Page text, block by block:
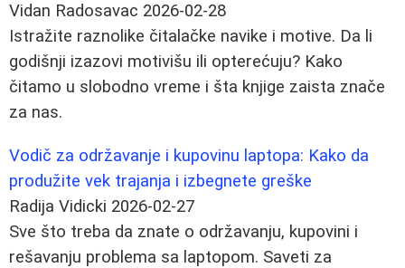
Vidan Radosavac 2026-02-28
Istražite raznolike čitalačke navike i motive. Da li
godišnji izazovi motivišu ili opterećuju? Kako
čitamo u slobodno vreme i šta knjige zaista znače
za nas.
Vodič za održavanje i kupovinu laptopa: Kako da
produžite vek trajanja i izbegnete greške
Radija Vidicki 2026-02-27
Sve što treba da znate o održavanju, kupovini i
rešavanju problema sa laptopom. Saveti za